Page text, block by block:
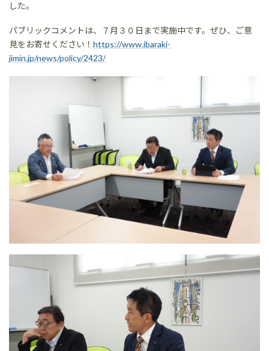
した。
パブリックコメントは、７月３０日まで実施中です。ぜひ、ご意
見をお寄せください！ https://www.ibaraki-
jimin.jp/news/policy/2423/